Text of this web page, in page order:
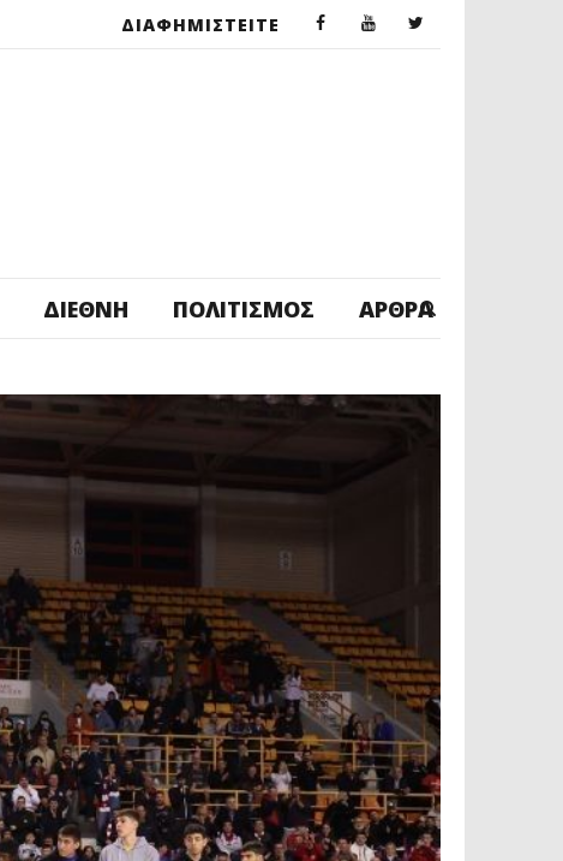
ΔΙΑΦΗΜΙΣΤΕΙΤΕ
ΔΙΕΘΝΉ ΠΟΛΙΤΙΣΜΌΣ ΆΡΘΡΑ